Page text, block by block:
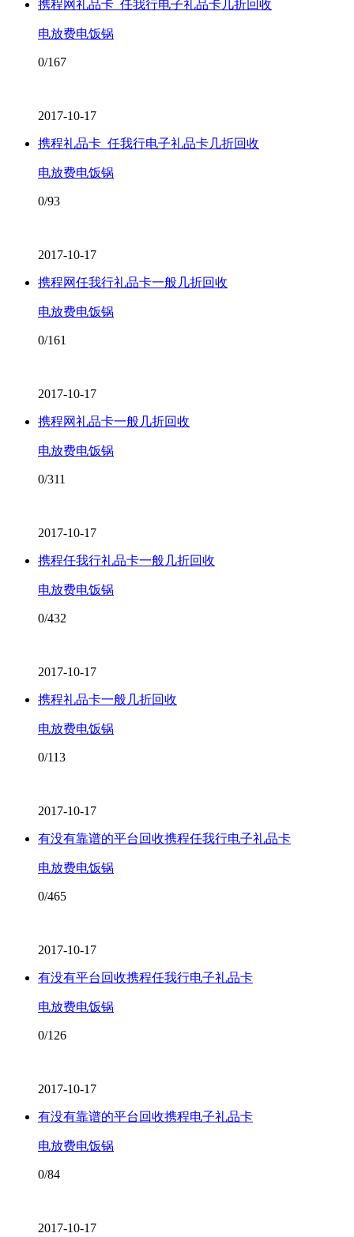
携程网礼品卡_任我行电子礼品卡几折回收
电放费电饭锅
0/167
2017-10-17
携程礼品卡_任我行电子礼品卡几折回收
电放费电饭锅
0/93
2017-10-17
携程网任我行礼品卡一般几折回收
电放费电饭锅
0/161
2017-10-17
携程网礼品卡一般几折回收
电放费电饭锅
0/311
2017-10-17
携程任我行礼品卡一般几折回收
电放费电饭锅
0/432
2017-10-17
携程礼品卡一般几折回收
电放费电饭锅
0/113
2017-10-17
有没有靠谱的平台回收携程任我行电子礼品卡
电放费电饭锅
0/465
2017-10-17
有没有平台回收携程任我行电子礼品卡
电放费电饭锅
0/126
2017-10-17
有没有靠谱的平台回收携程电子礼品卡
电放费电饭锅
0/84
2017-10-17